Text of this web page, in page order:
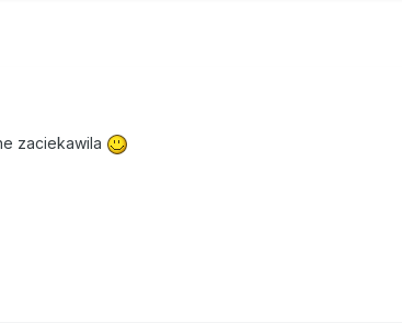
zaciekawila